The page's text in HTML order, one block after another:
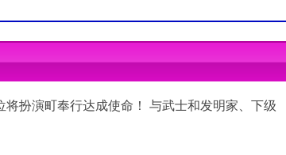
扮演町奉行达成使命！ 与武士和发明家、下级